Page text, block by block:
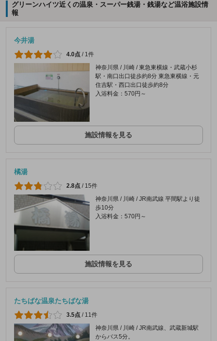
グリーンハイツ近くの温泉・スーパー銭湯・銭湯など温浴施設情
報
今井湯
4.0点 / 1件
神奈川県 / 川崎 / 東急東横線・武蔵小杉
駅・南口出口徒歩約8分 東急東横線・元
住吉駅・西口出口徒歩約8分
入浴料金：570円～
施設情報を見る
橘湯
2.8点 / 15件
神奈川県 / 川崎 / JR南武線 平間駅より徒
歩10分
入浴料金：570円～
施設情報を見る
たちばな温泉たちばな湯
3.5点 / 11件
神奈川県 / 川崎 / JR南武線、武蔵新城駅
からバス5分。